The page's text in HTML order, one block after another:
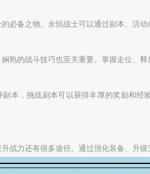
必备之物。永恒战士可以通过副本、活
熟的战斗技巧也至关重要。掌握走位、
副本，挑战副本可以获得丰厚的奖励和经
战力还有很多途径。通过强化装备、升